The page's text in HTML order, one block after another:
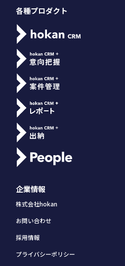
各種プロダクト
企業情報
株式会社hokan
お問い合わせ
採用情報
プライバシーポリシー